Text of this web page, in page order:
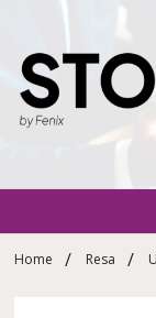
Home Resa